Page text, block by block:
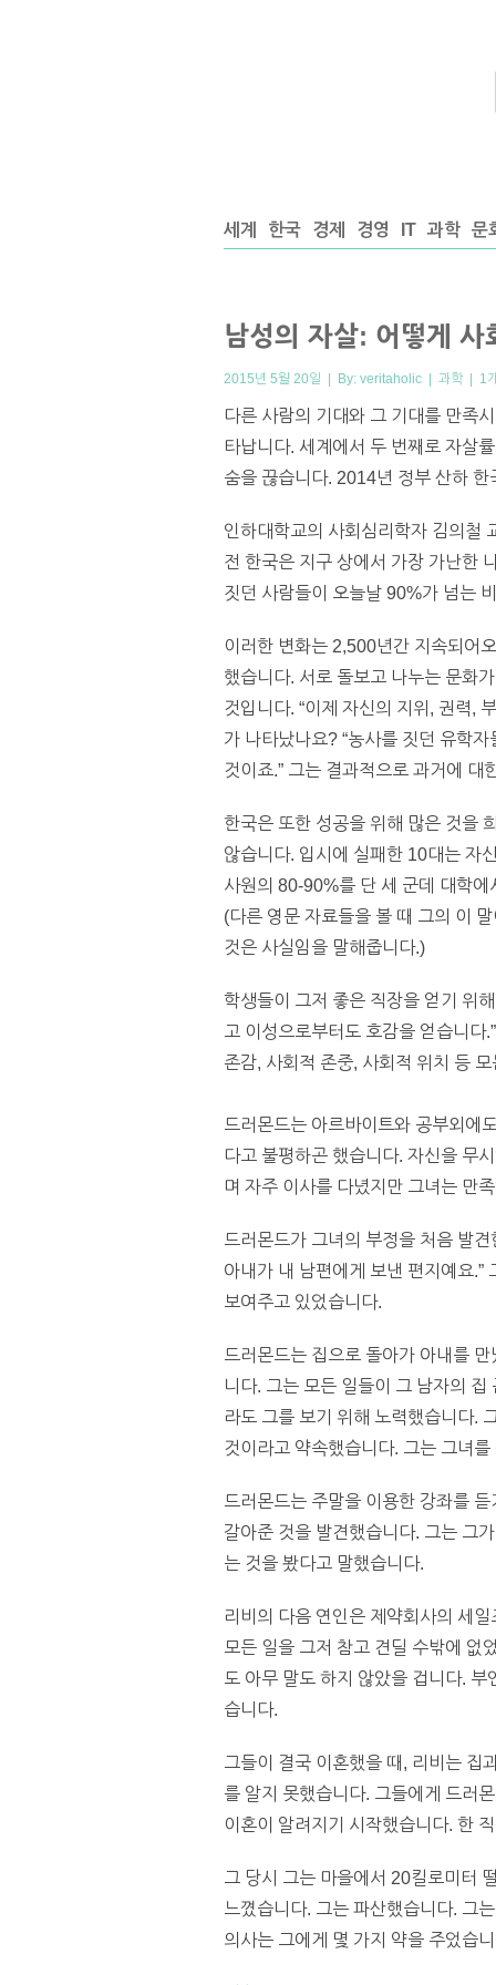
세계 한국 경제 경영 IT 과학 문
남성의 자살: 어떻게
2015년 5월 20일 | By: veritaholic | 과학 | 1
다른 사람의 기대와 그 기대를 만족
타납니다. 세계에서 두 번째로 자살
숨을 끊습니다. 2014년 정부 산하
인하대학교의 사회심리학자 김의철
전 한국은 지구 상에서 가장 가난한
짓던 사람들이 오늘날 90%가 넘는
이러한 변화는 2,500년간 지속되어
했습니다. 서로 돌보고 나누는 문화
것입니다. “이제 자신의 지위, 권력,
가 나타났나요? “농사를 짓던 유학
것이죠.” 그는 결과적으로 과거에 대
한국은 또한 성공을 위해 많은 것을
않습니다. 입시에 실패한 10대는 자
사원의 80-90%를 단 세 군데 대학에
(다른 영문 자료들을 볼 때 그의 이
것은 사실임을 말해줍니다.)
학생들이 그저 좋은 직장을 얻기 위
고 이성으로부터도 호감을 얻습니다
존감, 사회적 존중, 사회적 위치 등
드러몬드는 아르바이트와 공부외에
다고 불평하곤 했습니다. 자신을 무
며 자주 이사를 다녔지만 그녀는 만
드러몬드가 그녀의 부정을 처음 발
아내가 내 남편에게 보낸 편지예요
보여주고 있었습니다.
드러몬드는 집으로 돌아가 아내를
니다. 그는 모든 일들이 그 남자의
라도 그를 보기 위해 노력했습니다.
것이라고 약속했습니다. 그는 그녀
드러몬드는 주말을 이용한 강좌를
갈아준 것을 발견했습니다. 그는 그
는 것을 봤다고 말했습니다.
리비의 다음 연인은 제약회사의 세
모든 일을 그저 참고 견딜 수밖에 없
도 아무 말도 하지 않았을 겁니다.
습니다.
그들이 결국 이혼했을 때, 리비는 집
를 알지 못했습니다. 그들에게 드러
이혼이 알려지기 시작했습니다. 한
그 당시 그는 마을에서 20킬로미터
느꼈습니다. 그는 파산했습니다. 그
의사는 그에게 몇 가지 약을 주었습